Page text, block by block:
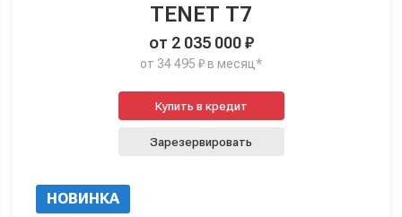
TENET T7
от 2 035 000 ₽
от 34 495 ₽ в месяц*
Купить в кредит
Зарезервировать
НОВИНКА